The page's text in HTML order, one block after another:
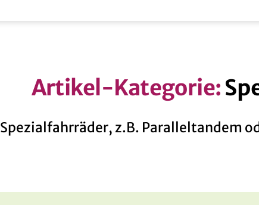
Artikel-Kategorie:
Spezialfahrräder, z.B. Paralleltandem